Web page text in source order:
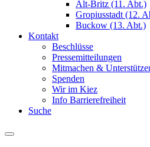
Alt-Britz (11. Abt.)
Gropiusstadt (12.
Buckow (13. Abt.)
Kontakt
Beschlüsse
Pressemitteilungen
Mitmachen &
Spenden
Wir im Kiez
Info Barrierefreiheit
Suche
Menu